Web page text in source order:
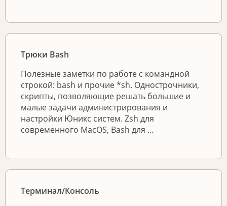
Трюки Bash
Полезные заметки по работе с командной
строкой: bash и прочие *sh. Однострочники,
скрипты, позволяющие решать большие и
малые задачи администрирования и
настройки Юникс систем. Zsh для
современного MacOS, Bash для …
Терминал/Консоль